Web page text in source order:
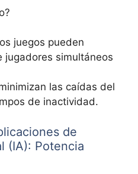
juegos pueden
jugadores simultáneos
las caídas del
de inactividad.
de
(IA): Potencia